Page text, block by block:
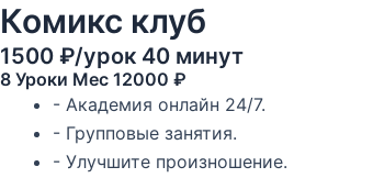
Комикс клуб
1500 ₽/урок 40 минут
8 Уроки Mec 12000 ₽
- Академия онлайн 24/7.
- Групповые занятия.
- Улучшите произношение.